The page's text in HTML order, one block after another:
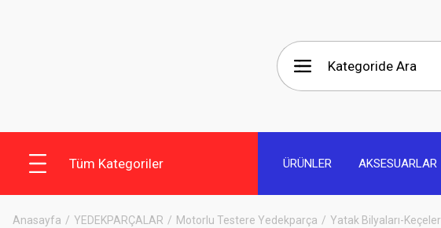
Tüm Kategoriler ÜRÜNLER AKSESUARLAR
Anasayfa YEDEKPARÇALAR Motorlu Testere Yedekparça Yatak Bilyaları-Keçeler